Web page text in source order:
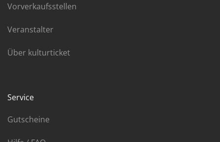
Vorverkaufsstellen
Veranstalter
Über kulturticket
Service
Gutscheine